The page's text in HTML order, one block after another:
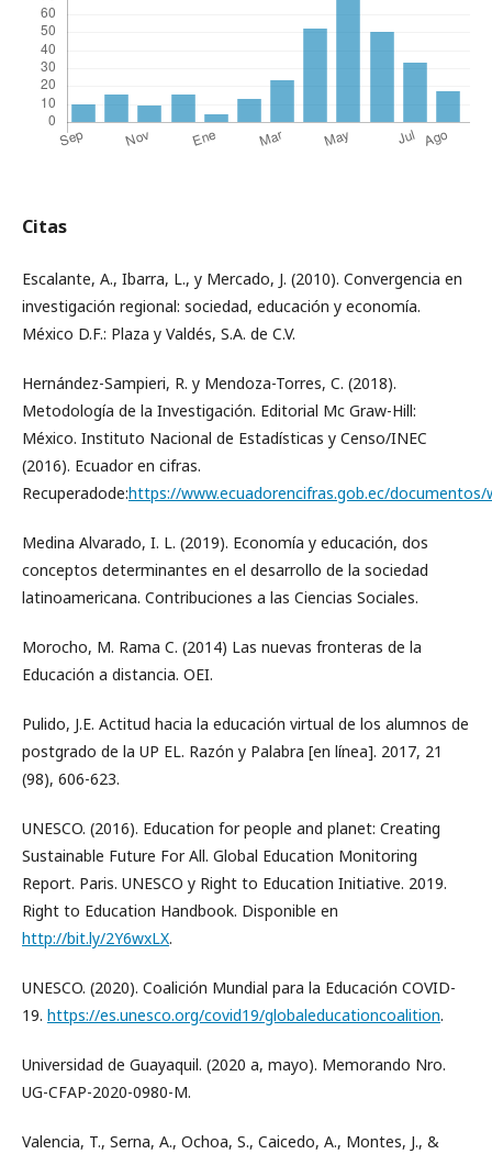
Citas
Escalante, A., Ibarra, L., y Mercado, J. (2010). Convergencia en
investigación regional: sociedad, educación y economía.
México D.F.: Plaza y Valdés, S.A. de C.V.
Hernández-Sampieri, R. y Mendoza-Torres, C. (2018).
Metodología de la Investigación. Editorial Mc Graw-Hill:
México. Instituto Nacional de Estadísticas y Censo/INEC
(2016). Ecuador en cifras.
Recuperadode:https://www.ecuadorencifras.gob.ec/documentos/
Medina Alvarado, I. L. (2019). Economía y educación, dos
conceptos determinantes en el desarrollo de la sociedad
latinoamericana. Contribuciones a las Ciencias Sociales.
Morocho, M. Rama C. (2014) Las nuevas fronteras de la
Educación a distancia. OEI.
Pulido, J.E. Actitud hacia la educación virtual de los alumnos de
postgrado de la UP EL. Razón y Palabra [en línea]. 2017, 21
(98), 606-623.
UNESCO. (2016). Education for people and planet: Creating
Sustainable Future For All. Global Education Monitoring
Report. Paris. UNESCO y Right to Education Initiative. 2019.
Right to Education Handbook. Disponible en
http://bit.ly/2Y6wxLX.
UNESCO. (2020). Coalición Mundial para la Educación COVID-
19. https://es.unesco.org/covid19/globaleducationcoalition.
Universidad de Guayaquil. (2020 a, mayo). Memorando Nro.
UG-CFAP-2020-0980-M.
Valencia, T., Serna, A., Ochoa, S., Caicedo, A., Montes, J., &